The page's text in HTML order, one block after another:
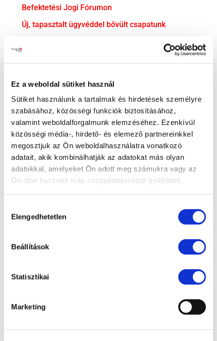
Ez a weboldal sütiket használ
Sütiket használunk a tartalmak és hirdetések személyre
szabásához, közösségi funkciók biztosításához,
valamint weboldalforgalmunk elemzéséhez. Ezenkívül
közösségi média-, hirdető- és elemező partnereinkkel
megosztjuk az Ön weboldalhasználatra vonatkozó
adatait, akik kombinálhatják az adatokat más olyan
adatokkal, amelyeket Ön adott meg számukra vagy az
Ön által használt más szolgáltatásokból gyűjtöttek.
kiválasztása
Elengedhetetlen
Beállítások
Statisztikai
Marketing
Befektetési Jogi Fórumon
Új, tapasztalt ügyvéddel bővült csapatunk
dr. Soós Mercédesz ügyvédjelölti esküjéhez
gratulálunk!
KATEGÓRIA
Adatvédelem
Adózás
Bejelentővédelem
Compliance
EU jog
Fogyasztóvédelem
Irodai hírek
Követeléskezelés
Peres eljárások